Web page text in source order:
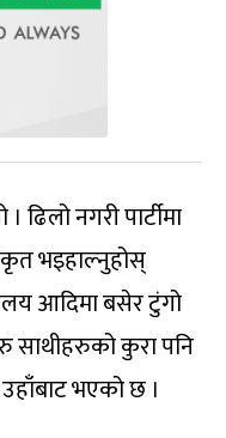
ढिलो नगरी पार्टीमा
भइहाल्नुहोस्
आदिमा बसेर टुंगो
साथीहरुको कुरा पनि
भएको छ ।